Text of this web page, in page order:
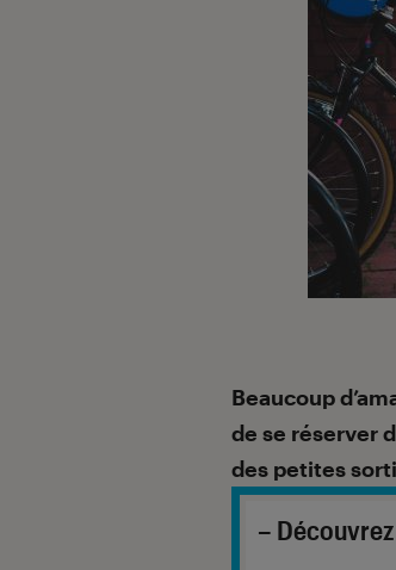
Beaucoup
de se réserver
des petites
–